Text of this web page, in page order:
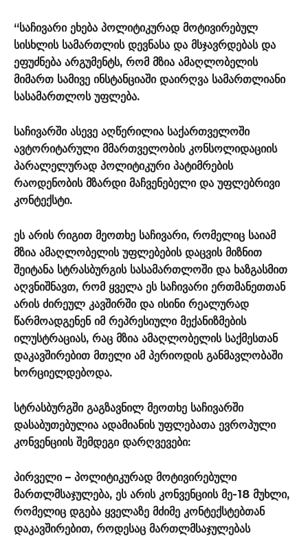
“საჩივარი ეხება პოლიტიკურად მოტივირებულ
სისხლის სამართლის დევნასა და მსჯავრდებას და
ეფუძნება არგუმენტს, რომ მზია ამაღლობელის
მიმართ სამივე ინსტანციაში დაირღვა სამართლიანი
სასამართლოს უფლება.
საჩივარში ასევე აღწერილია საქართველოში
ავტორიტარული მმართველობის კონსოლიდაციის
პარალელურად პოლიტიკური პატიმრების
რაოდენობის მზარდი მაჩვენებელი და უფლებრივი
კონტექსტი.
ეს არის რიგით მეოთხე საჩივარი, რომელიც საიამ
მზია ამაღლობელის უფლებების დაცვის მიზნით
შეიტანა სტრასბურგის სასამართლოში და ხაზგასმით
აღვნიშნავთ, რომ ყველა ეს საჩივარი ერთმანეთთან
არის ძირეულ კავშირში და ისინი რეალურად
წარმოადგენენ იმ რეპრესიული მექანიზმების
ილუსტრაციას, რაც მზია ამაღლობელის საქმესთან
დაკავშირებით მთელი ამ პერიოდის განმავლობაში
ხორციელდებოდა.
სტრასბურგში გაგზავნილ მეოთხე საჩივარში
დასაბუთებულია ადამიანის უფლებათა ევროპული
კონვენციის შემდეგი დარღვევები:
პირველი – პოლიტიკურად მოტივირებული
მართლმსაჯულება, ეს არის კონვენციის მე-18 მუხლი,
რომელიც დგება ყველაზე მძიმე კონტექსტებთან
დაკავშირებით, როდესაც მართლმსაჯულებას